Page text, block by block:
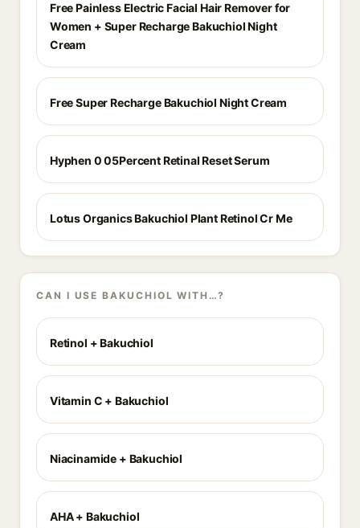
Free Painless Electric Facial Hair Remover for
Women + Super Recharge Bakuchiol Night
Cream
Free Super Recharge Bakuchiol Night Cream
Hyphen 0 05Percent Retinal Reset Serum
Lotus Organics Bakuchiol Plant Retinol Cr Me
CAN I USE BAKUCHIOL WITH…?
Retinol + Bakuchiol
Vitamin C + Bakuchiol
Niacinamide + Bakuchiol
AHA + Bakuchiol